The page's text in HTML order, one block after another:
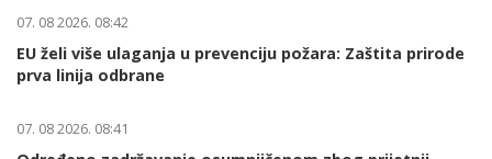
07. 08 2026. 08:42
EU želi više ulaganja u prevenciju požara: Zaštita prirode
prva linija odbrane
07. 08 2026. 08:41